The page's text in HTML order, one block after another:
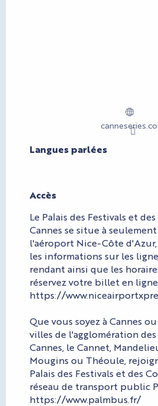
Langues parlées
Langues parlées
Accès
Accès
Le Palais des Festivals et
Cannes se situe à seulement
l'aéroport Nice-Côte
les informations sur les
rendant ainsi que les
réservez votre billet en
https://
Que vous soyez à Cannes
villes de l'agglomération des
Cannes, le Cannet,
Mougins ou Théoule,
Palais des Festivals et des
réseau de transport public
https://www.palmbus.fr/